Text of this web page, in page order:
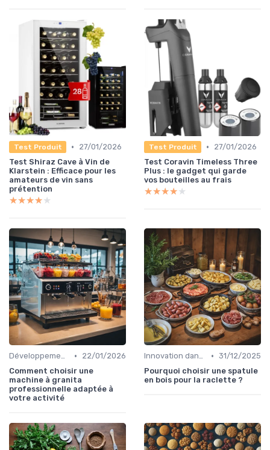
Test Produit •
27/01/2026
Test Shiraz Cave à Vin de
Klarstein : Efficace pour les
amateurs de vin sans
prétention
★★★★★
★★★★★
Test Produit •
27/01/2026
Test Coravin Timeless Three
Plus : le gadget qui garde
vos bouteilles au frais
★★★★★
★★★★★
Développement personnel •
22/01/2026
Comment choisir une
machine à granita
professionnelle adaptée à
votre activité
Innovation dans la food • 31/12/2025
Pourquoi choisir une spatule
en bois pour la raclette ?